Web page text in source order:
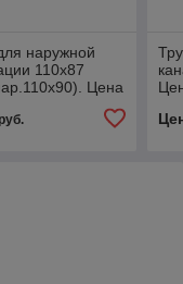
наружной
110х87
Цена